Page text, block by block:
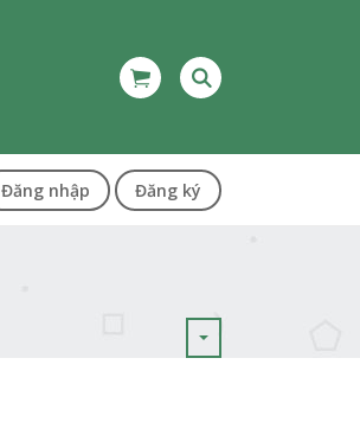
Đăng nhập Đăng ký